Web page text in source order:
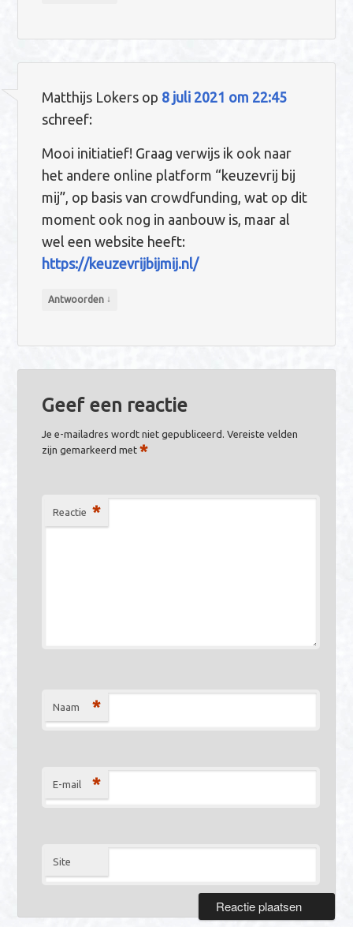
Matthijs Lokersop 8 juli 2021 om 22:45
schreef:
Mooi initiatief! Graag verwijs ik ook naar
het andere online platform “keuzevrij bij
mij”, op basis van crowdfunding, wat op dit
moment ook nog in aanbouw is, maar al
wel een website heeft:
https://keuzevrijbijmij.nl/
Antwoorden ↓
Geef een reactie
Je e-mailadres wordt niet gepubliceerd. Vereiste velden
zijn gemarkeerd met *
Reactie *
Naam *
E-mail *
Site